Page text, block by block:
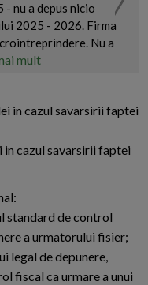
nu a depus nicio
2025 - 2026. Firma
Nu a
mult
in cazul savarsirii faptei
in cazul savarsirii faptei
standard de control
a urmatorului fisier;
legal de depunere,
fiscal ca urmare a unui